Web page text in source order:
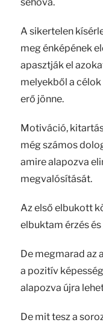
A sikertelen
meg énképének
apasztják el
melyekből a
erő jönne.
Motiváció,
még számos
amire alapozva
megvalósítását.
Az első elbukott
elbuktam érzés
De megmarad az
a pozitív
alapozva újra
De mit tesz a